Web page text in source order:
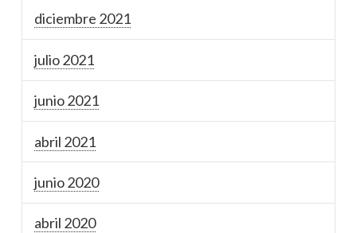
diciembre 2021
julio 2021
junio 2021
abril 2021
junio 2020
abril 2020